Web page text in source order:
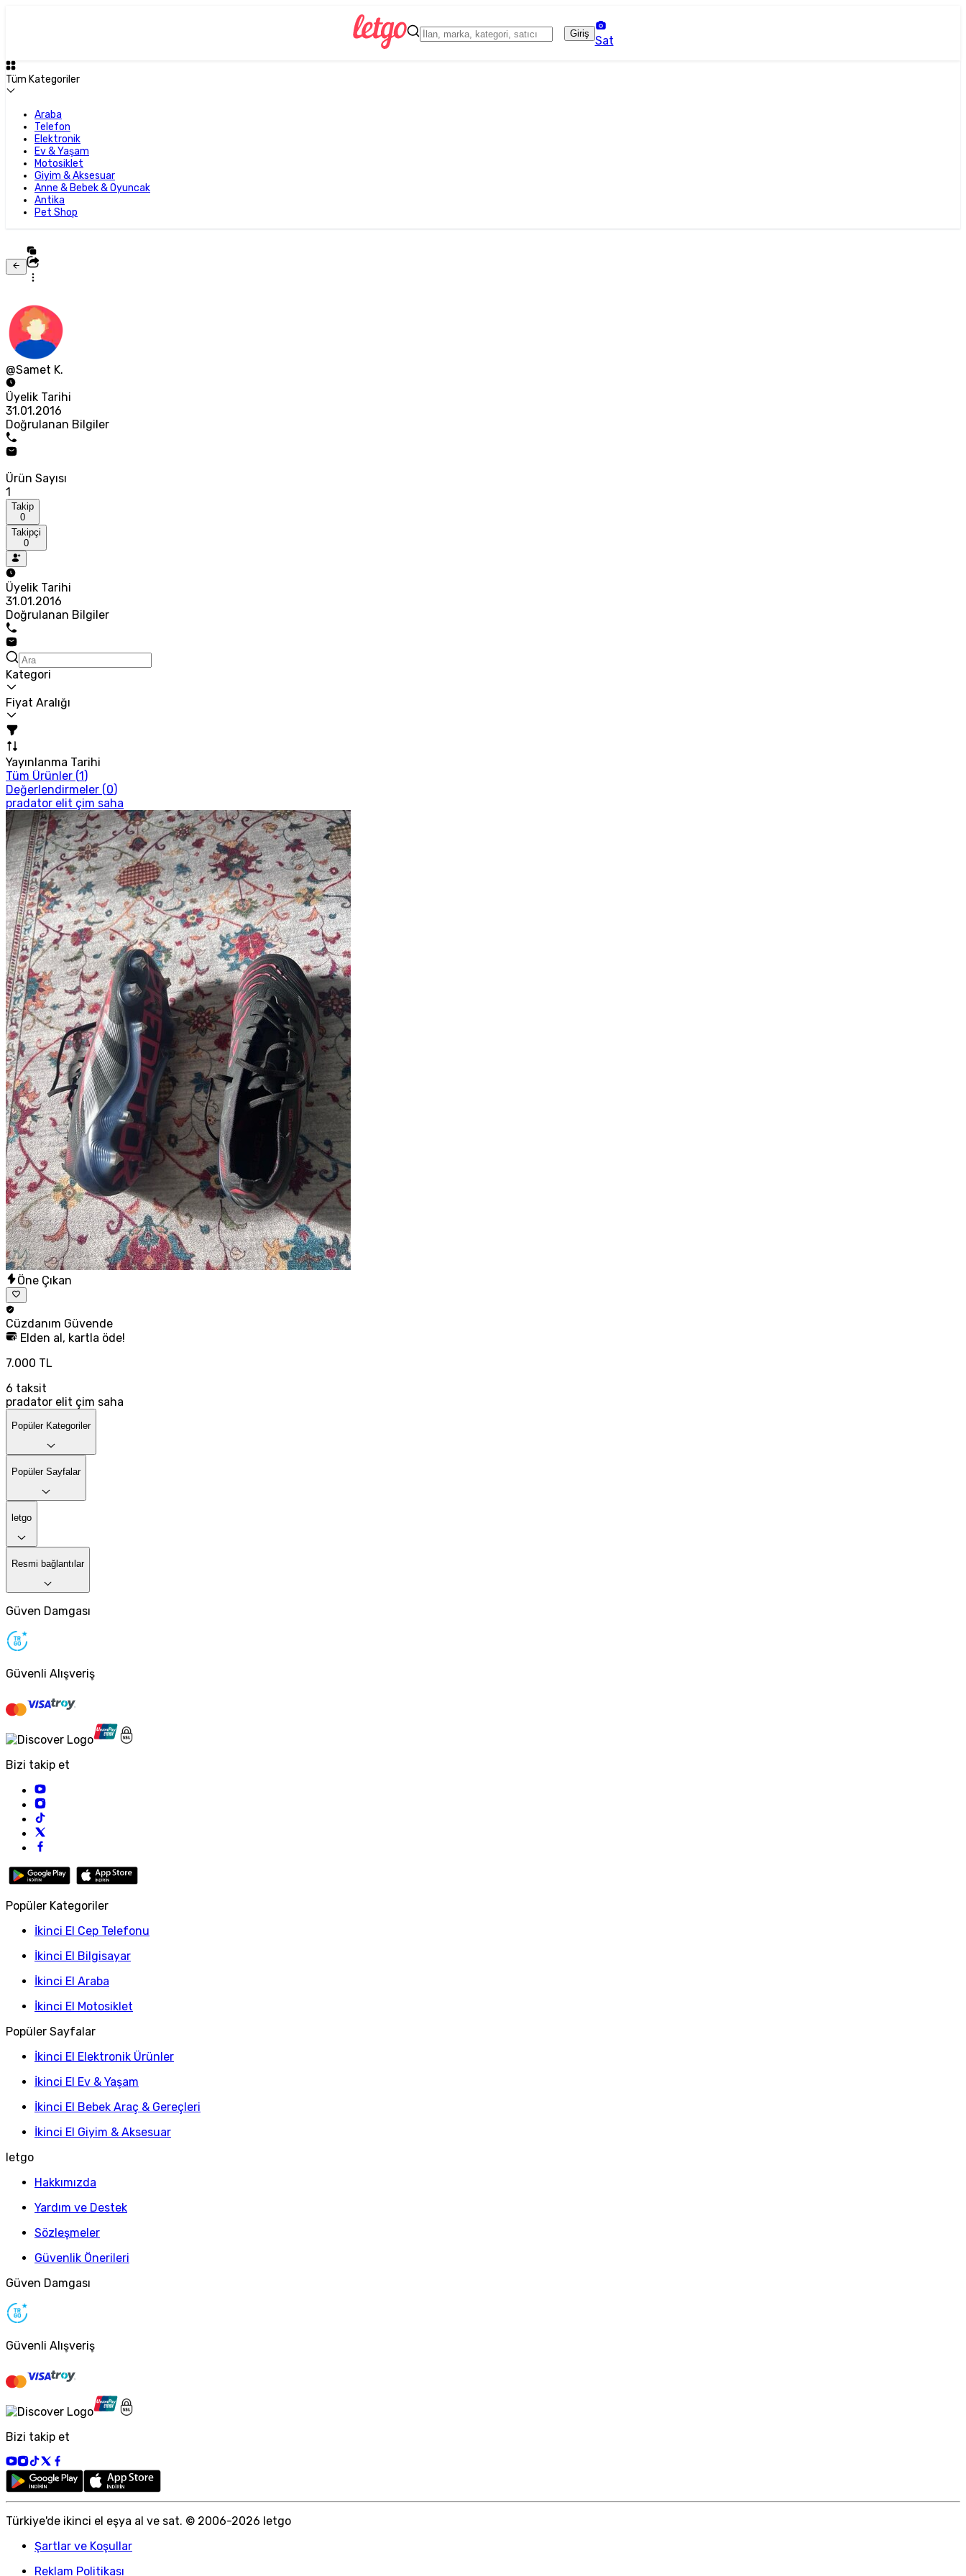
Giriş
Sat
Tüm Kategoriler
Araba
Telefon
Elektronik
Ev & Yaşam
Motosiklet
Giyim & Aksesuar
Anne & Bebek & Oyuncak
Antika
Pet Shop
@Samet K.
Üyelik Tarihi
31.01.2016
Doğrulanan Bilgiler
Ürün Sayısı
1
Takip
0
Takipçi
0
Üyelik Tarihi
31.01.2016
Doğrulanan Bilgiler
Kategori
Fiyat Aralığı
Yayınlanma Tarihi
Tüm Ürünler (1)
Değerlendirmeler (0)
pradator elit çim saha
Öne Çıkan
Cüzdanım Güvende
Elden al, kartla öde!
7.000 TL
6 taksit
pradator elit çim saha
Popüler Kategoriler
Popüler Sayfalar
letgo
Resmi bağlantılar
Güven Damgası
Güvenli Alışveriş
Bizi takip et
Popüler Kategoriler
İkinci El Cep Telefonu
İkinci El Bilgisayar
İkinci El Araba
İkinci El Motosiklet
Popüler Sayfalar
İkinci El Elektronik Ürünler
İkinci El Ev & Yaşam
İkinci El Bebek Araç & Gereçleri
İkinci El Giyim & Aksesuar
letgo
Hakkımızda
Yardım ve Destek
Sözleşmeler
Güvenlik Önerileri
Güven Damgası
Güvenli Alışveriş
Bizi takip et
Türkiye'de ikinci el eşya al ve sat. © 2006-2026 letgo
Şartlar ve Koşullar
Reklam Politikası